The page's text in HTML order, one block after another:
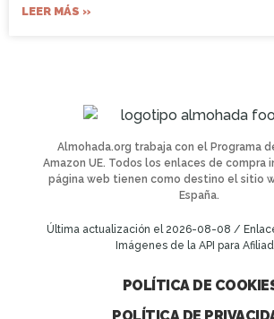
LEER MÁS »
Almohada.org trabaja con el Programa
Amazon UE. Todos los enlaces de compra
página web tienen como destino el sitio
España.
Última actualización el 2026-08-08 /
Imágenes de la API para
POLÍTICA DE